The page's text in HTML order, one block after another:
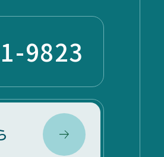
9823